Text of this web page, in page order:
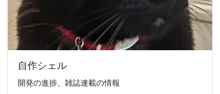
自作シェル
開発の進捗、雑誌連載の情報